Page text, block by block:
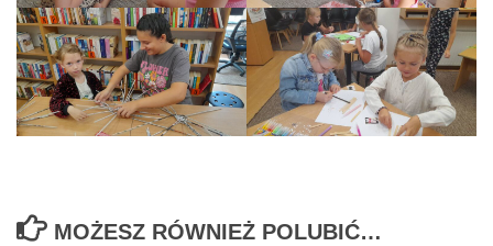
MOŻESZ RÓWNIEŻ POLUBIĆ…